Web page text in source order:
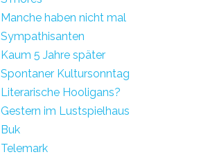
Manche haben nicht mal
Sympathisanten
Kaum 5 Jahre später
Spontaner Kultursonntag
Literarische Hooligans?
Gestern im Lustspielhaus
Buk
Telemark